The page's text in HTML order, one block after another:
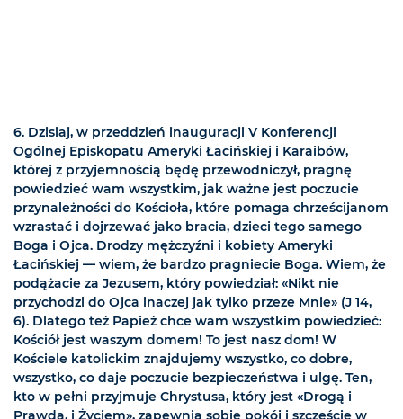
6. Dzisiaj, w przeddzień inauguracji V Konferencji
Ogólnej Episkopatu Ameryki Łacińskiej i Karaibów,
której z przyjemnością będę przewodniczył, pragnę
powiedzieć wam wszystkim, jak ważne jest poczucie
przynależności do Kościoła, które pomaga chrześcijanom
wzrastać i dojrzewać jako bracia, dzieci tego samego
Boga i Ojca. Drodzy mężczyźni i kobiety Ameryki
Łacińskiej — wiem, że bardzo pragniecie Boga. Wiem, że
podążacie za Jezusem, który powiedział: «Nikt nie
przychodzi do Ojca inaczej jak tylko przeze Mnie» (J 14,
6). Dlatego też Papież chce wam wszystkim powiedzieć:
Kościół jest waszym domem! To jest nasz dom! W
Kościele katolickim znajdujemy wszystko, co dobre,
wszystko, co daje poczucie bezpieczeństwa i ulgę. Ten,
kto w pełni przyjmuje Chrystusa, który jest «Drogą i
Prawdą, i Życiem», zapewnia sobie pokój i szczęście w